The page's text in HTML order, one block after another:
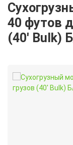
Сухогрузный морской контейнер
40 футов
(40′ Bulk)